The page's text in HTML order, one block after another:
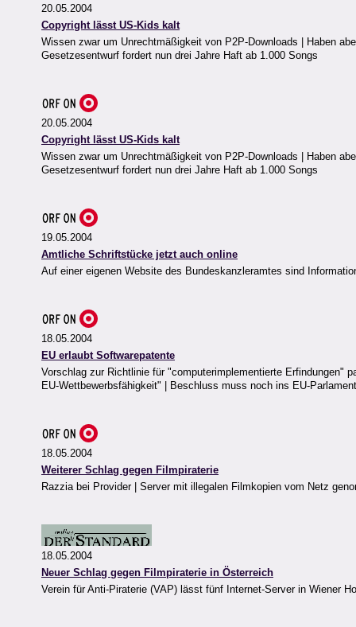
20.05.2004
Copyright lässt US-Kids kalt
Wissen zwar um Unrechtmäßigkeit von P2P-Downloads | Haben
Gesetzesentwurf fordert nun drei Jahre Haft ab 1.000 Songs
20.05.2004
Copyright lässt US-Kids kalt
Wissen zwar um Unrechtmäßigkeit von P2P-Downloads | Haben
Gesetzesentwurf fordert nun drei Jahre Haft ab 1.000 Songs
19.05.2004
Amtliche Schriftstücke jetzt auch online
Auf einer eigenen Website des Bundeskanzleramtes sind
18.05.2004
EU erlaubt Softwarepatente
Vorschlag zur Richtlinie für "computerimplementierte Erfindungen"
EU-Wettbewerbsfähigkeit" | Beschluss muss noch ins EU-Parlament
18.05.2004
Weiterer Schlag gegen Filmpiraterie
Razzia bei Provider | Server mit illegalen Filmkopien vom Netz
18.05.2004
Neuer Schlag gegen Filmpiraterie in Österreich
Verein für Anti-Piraterie (VAP) lässt fünf Internet-Server in Wiener